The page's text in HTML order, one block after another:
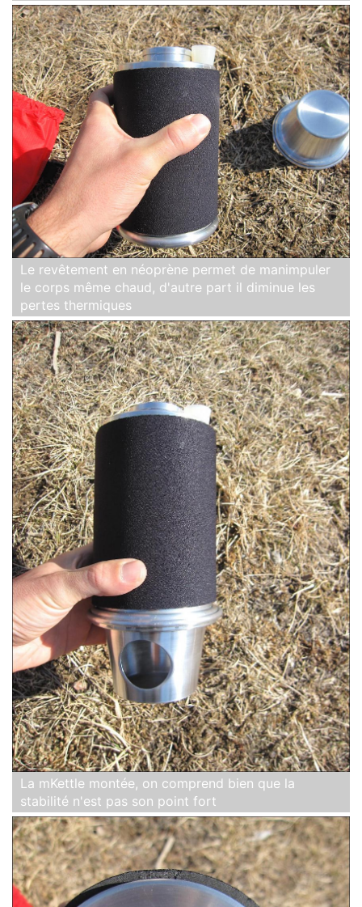
Le revêtement en néoprène permet de manimpuler
le corps même chaud, d'autre part il diminue les
pertes thermiques
La mKettle montée, on comprend bien que la
stabilité n'est pas son point fort